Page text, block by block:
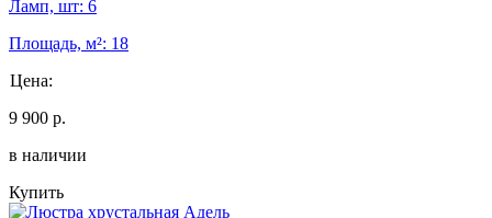
Ламп, шт: 6
Площадь, м²: 18
Цена:
9 900 р.
в наличии
Купить